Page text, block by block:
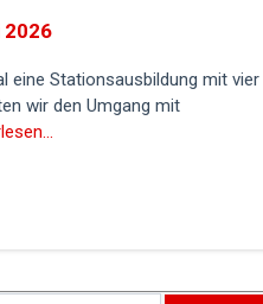
2026
eine Stationsausbildung mit vier
wir den Umgang mit